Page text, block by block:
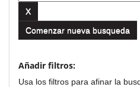
Comenzar nueva busqueda
Añadir filtros:
Usa los filtros para afinar la